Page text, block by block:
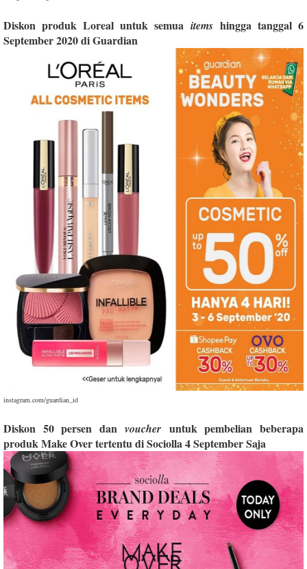
Diskon produk Loreal untuk semua items hingga tanggal 6
September 2020 di Guardian
instagram.com/guardian_id
Diskon 50 persen danvoucher untuk pembelian beberapa
produk Make Over tertentu di Sociolla 4 September Saja